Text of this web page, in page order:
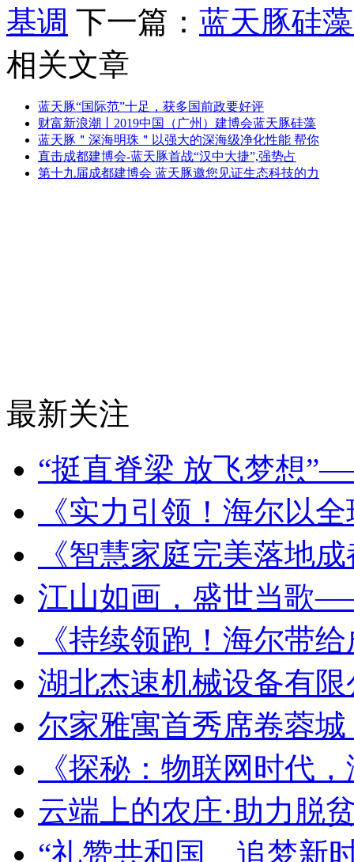
基调 下一篇： 蓝天豚硅
相关文章
蓝天豚“国际范”十足，获多国前政要好评
财富新浪潮丨2019中国（广州）建博会蓝天豚硅藻
蓝天豚＂深海明珠＂以强大的深海级净化性能 帮你
直击成都建博会-蓝天豚首战“汉中大捷”,强势占
第十九届成都建博会 蓝天豚邀您见证生态科技的力
最新关注
“挺直脊梁 放飞梦想
《实力引领！海尔以
《智慧家庭完美落地
江山如画，盛世当歌
《持续领跑！海尔带
湖北杰速机械设备有限
尔家雅寓首秀席卷蓉
《探秘：物联网时代
云端上的农庄·助力脱
“礼赞共和国、追梦